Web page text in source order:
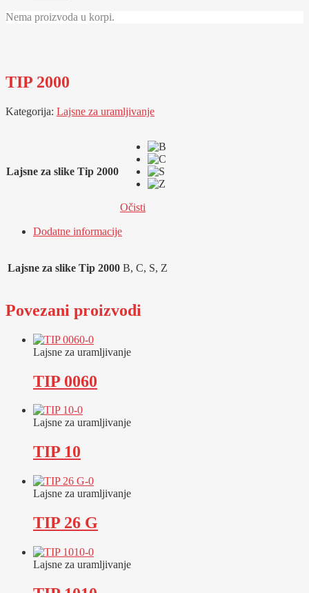
Nema proizvoda u korpi.
TIP 2000
Kategorija: Lajsne za uramljivanje
Lajsne za slike Tip 2000
Očisti
Dodatne informacije
Lajsne za slike Tip 2000 B, C, S, Z
Povezani proizvodi
Lajsne za uramljivanje
TIP 0060
Lajsne za uramljivanje
TIP 10
Lajsne za uramljivanje
TIP 26 G
Lajsne za uramljivanje